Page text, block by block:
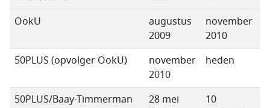
OokU
augustus
2009
november
2010
50PLUS (opvolger OokU)
november
2010
heden
50PLUS/Baay-Timmerman
28 mei
10